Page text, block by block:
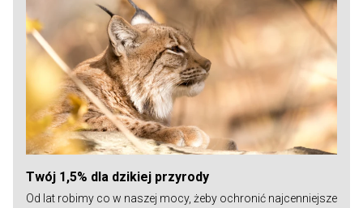
Twój 1,5% dla dzikiej przyrody
Od lat robimy co w naszej mocy, żeby ochronić najcenniejsze